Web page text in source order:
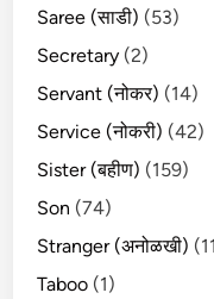
Saree (साडी) (53)
Secretary (2)
Servant (नोकर) (14)
Service (नोकरी) (42)
Sister (बहीण) (159)
Son (74)
Stranger (अनोळखी)
Taboo (1)